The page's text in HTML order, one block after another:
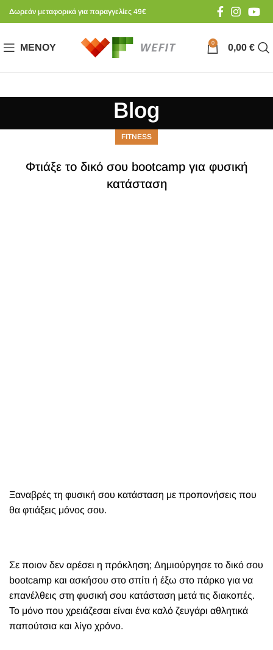
Δωρεάν μεταφορικά για παραγγελίες 49€
ΜΕΝΟΎ 0 0,00 €
Blog
FITNESS
Φτιάξε το δικό σου bootcamp για φυσική
κατάσταση
Ξαναβρές τη φυσική σου κατάσταση με προπονήσεις που
θα φτιάξεις μόνος σου.
Σε ποιον δεν αρέσει η πρόκληση; Δημιούργησε το δικό σου
bootcamp και ασκήσου στο σπίτι ή έξω στο πάρκο για να
επανέλθεις στη φυσική σου κατάσταση μετά τις διακοπές.
Το μόνο που χρειάζεσαι είναι ένα καλό ζευγάρι αθλητικά
παπούτσια και λίγο χρόνο.